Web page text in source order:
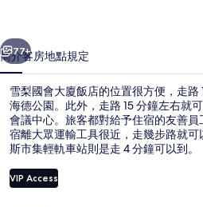
店
的
相
片
集
個 下一個
77+
簡介客房地點規定
雪梨國會大廈飯店的位置很方便，走路
海德公園。此外，走路 15 分鐘左右就
會議中心。旅客都對給予住宿的友善
宿離大眾運輸工具很近，走幾步路就
斯市集輕軌車站則是走 4 分鐘可以到。
VIP Access